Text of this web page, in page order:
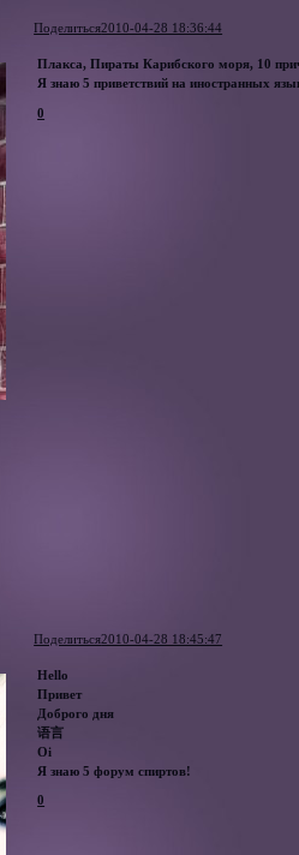
Поделиться2010-04-28 18:36:44
Плакса, Пираты Карибского моря, 10
Я знаю 5 приветствий на иностранных
0
Поделиться2010-04-28 18:45:47
Hello
Привет
Доброго дня
语言
Oi
Я знаю 5 форум спиртов!
0